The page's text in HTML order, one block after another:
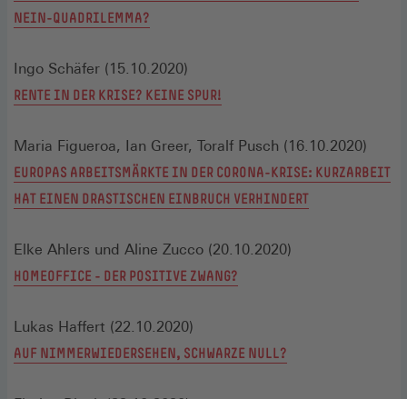
NEIN-QUADRILEMMA?
Ingo Schäfer (15.10.2020)
RENTE IN DER KRISE? KEINE SPUR!
Maria Figueroa, Ian Greer, Toralf Pusch (16.10.2020)
EUROPAS ARBEITSMÄRKTE IN DER CORONA-KRISE: KURZARBEIT
HAT EINEN DRASTISCHEN EINBRUCH VERHINDERT
Elke Ahlers und Aline Zucco (20.10.2020)
HOMEOFFICE - DER POSITIVE ZWANG?
Lukas Haffert (22.10.2020)
AUF NIMMERWIEDERSEHEN, SCHWARZE NULL?